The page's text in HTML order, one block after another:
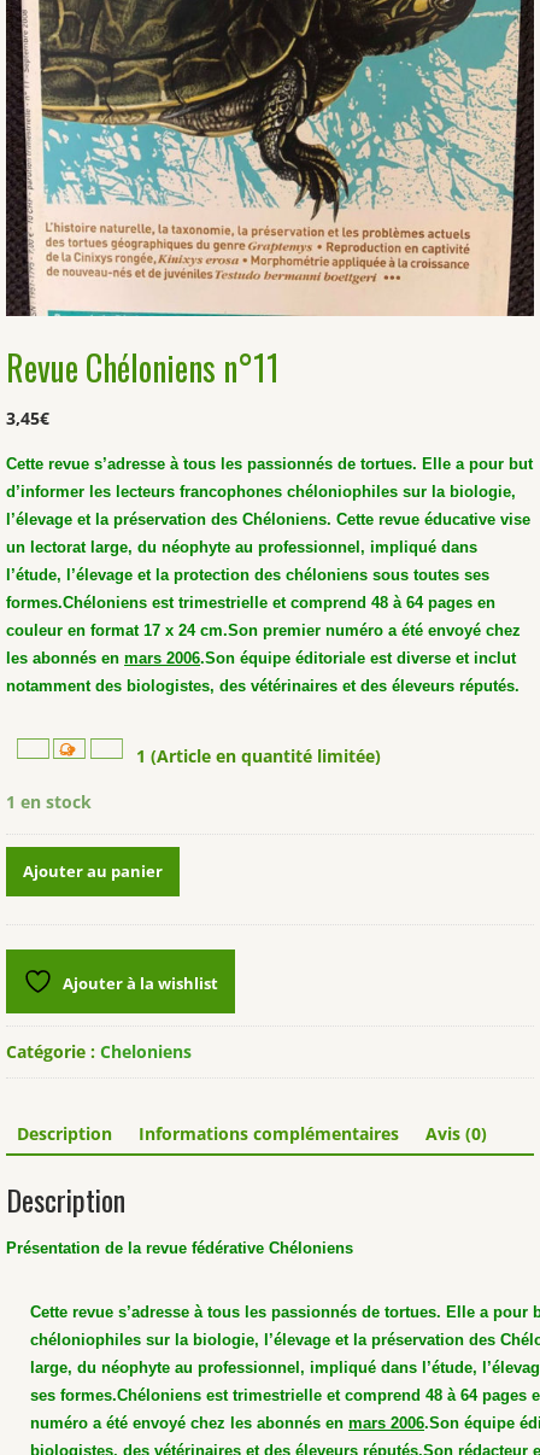
Revue Chéloniens n°11
3,45€
Cette revue s’adresse à tous les passionnés de tortues. Elle a pour but
d’informer les lecteurs francophones chéloniophiles sur la biologie,
l’élevage et la préservation des Chéloniens. Cette revue éducative vise
un lectorat large, du néophyte au professionnel, impliqué dans
l’étude, l’élevage et la protection des chéloniens sous toutes ses
formes.Chéloniens est trimestrielle et comprend 48 à 64 pages en
couleur en format 17 x 24 cm.Son premier numéro a été envoyé chez
les abonnés en mars 2006.Son équipe éditoriale est diverse et inclut
notamment des biologistes, des vétérinaires et des éleveurs réputés.
1 (Article en quantité limitée)
1 en stock
n°11
Ajouter au panier
Ajouter à la wishlist
Catégorie : Cheloniens
Description Informations complémentaires Avis (0)
Description
Présentation de la revue fédérative Chéloniens
Cette revue s’adresse à tous les passionnés de tortues. Elle a
chéloniophiles sur la biologie, l’élevage et la préservation des
large, du néophyte au professionnel, impliqué dans l’étude,
ses formes.Chéloniens est trimestrielle et comprend 48 à 64 pages
numéro a été envoyé chez les abonnés en mars 2006.Son équipe
biologistes, des vétérinaires et des éleveurs réputés.Son rédacteur